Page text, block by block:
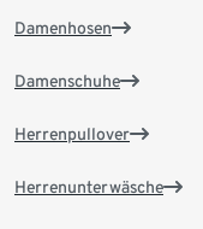
Damenhosen
Damenschuhe
Herrenpullover
Herrenunterwäsche